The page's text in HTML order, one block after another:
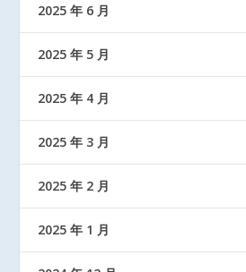
2025 年 6 月
2025 年 5 月
2025 年 4 月
2025 年 3 月
2025 年 2 月
2025 年 1 月